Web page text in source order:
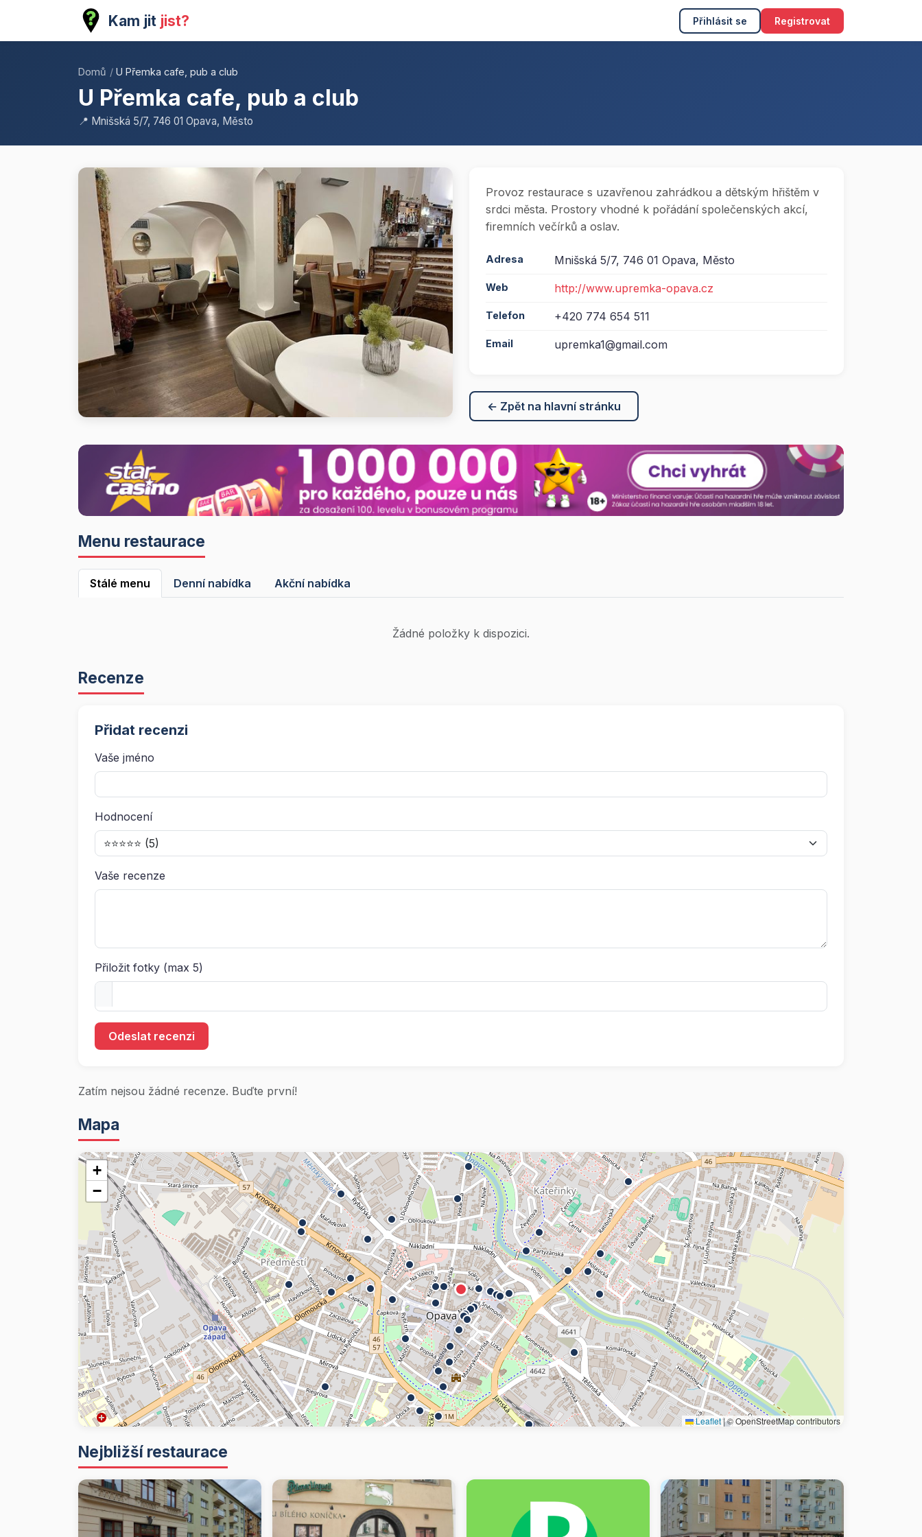
Kam jit jist? Přihlásit se Registrovat
Domů / U Přemka cafe, pub a club
U Přemka cafe, pub a club
📍 Mnišská 5/7, 746 01 Opava, Město
Provoz restaurace s uzavřenou zahrádkou a dětským hřištěm v
srdci města. Prostory vhodné k pořádání společenských akcí,
firemních večírků a oslav.
Adresa Mnišská 5/7, 746 01 Opava, Město
Web http://www.upremka-opava.cz
Telefon +420 774 654 511
Email upremka1@gmail.com
← Zpět na hlavní stránku
Menu restaurace
Stálé menu Denní nabídka Akční nabídka
Žádné položky k dispozici.
Recenze
Přidat recenzi
Vaše jméno
Hodnocení
Vaše recenze
Přiložit fotky (max 5)
Odeslat recenzi
Zatím nejsou žádné recenze. Buďte první!
Mapa
+
−
Leaflet|© OpenStreetMap contributors
Nejbližší restaurace